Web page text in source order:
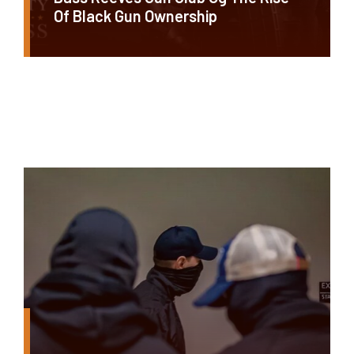
Of Black Gun Ownership